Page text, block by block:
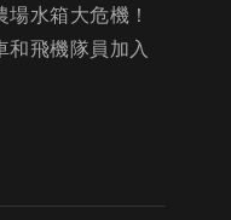
水箱大危機！
飛機隊員加入